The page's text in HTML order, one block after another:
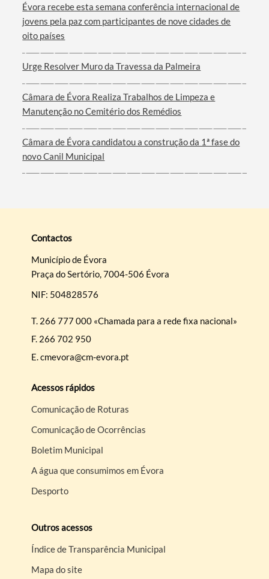
Évora recebe esta semana conferência internacional de
jovens pela paz com participantes de nove cidades de
oito países
Urge Resolver Muro da Travessa da Palmeira
Câmara de Évora Realiza Trabalhos de Limpeza e
Manutenção no Cemitério dos Remédios
Câmara de Évora candidatou a construção da 1ª fase do
novo Canil Municipal
Contactos
Município de Évora
Praça do Sertório, 7004-506 Évora
NIF: 504828576
T. 266 777 000 «Chamada para a rede fixa nacional»
F. 266 702 950
E.cmevora@cm-evora.pt
Acessos rápidos
Comunicação de Roturas
Comunicação de Ocorrências
Boletim Municipal
A água que consumimos em Évora
Desporto
Outros acessos
Índice de Transparência Municipal
Mapa do site